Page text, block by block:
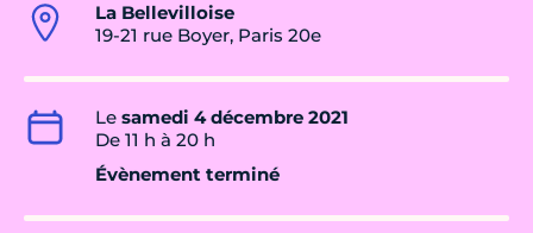
La Bellevilloise
19-21 rue Boyer, Paris 20e
Le samedi 4 décembre 2021
De 11 h à 20 h
Évènement terminé